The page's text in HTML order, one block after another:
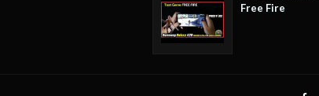
Free Fire